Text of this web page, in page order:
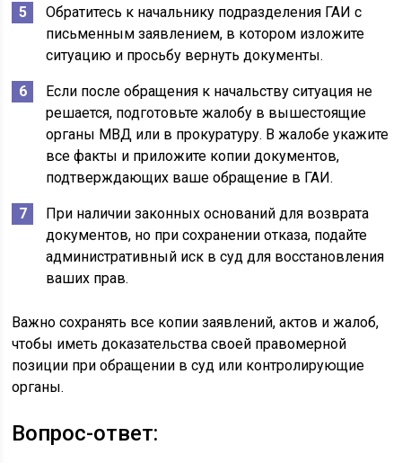
Обратитесь к начальнику подразделения ГАИ с
письменным заявлением, в котором изложите
ситуацию и просьбу вернуть документы.
Если после обращения к начальству ситуация не
решается, подготовьте жалобу в вышестоящие
органы МВД или в прокуратуру. В жалобе укажите
все факты и приложите копии документов,
подтверждающих ваше обращение в ГАИ.
При наличии законных оснований для возврата
документов, но при сохранении отказа, подайте
административный иск в суд для восстановления
ваших прав.
Важно сохранять все копии заявлений, актов и жалоб,
чтобы иметь доказательства своей правомерной
позиции при обращении в суд или контролирующие
органы.
Вопрос-ответ: